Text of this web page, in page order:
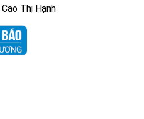
Cao Thị Hạnh